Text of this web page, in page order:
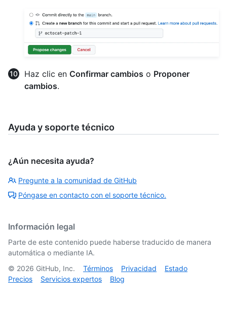
Haz clic en Confirmar cambios o Proponer
cambios.
Ayuda y soporte técnico
¿Aún necesita ayuda?
Pregunte a la comunidad de GitHub
Póngase en contacto con el soporte técnico.
Información legal
Parte de este contenido puede haberse traducido de manera
automática o mediante IA.
© 2026 GitHub, Inc. Términos Privacidad
Estado
Precios
Servicios expertos Blog